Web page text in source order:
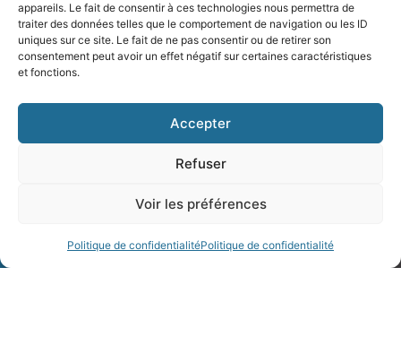
appareils. Le fait de consentir à ces technologies nous permettra de
traiter des données telles que le comportement de navigation ou les ID
uniques sur ce site. Le fait de ne pas consentir ou de retirer son
consentement peut avoir un effet négatif sur certaines caractéristiques
et fonctions.
Accepter
Refuser
Voir les préférences
Politique de confidentialitéPolitique de confidentialité
d'information